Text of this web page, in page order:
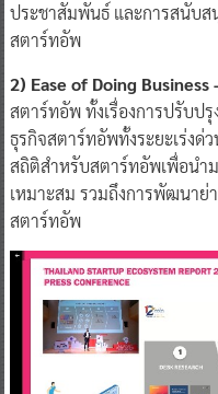
ประชาสัมพันธ์ และการสนับส
สตาร์ทอัพ
2) Ease of Doing Business
สตาร์ทอัพ ทั้งเรื่องการปรับป
ธุรกิจสตาร์ทอัพทั้งระยะเร่งด่
สถิติสำหรับสตาร์ทอัพเพื่อนำ
เหมาะสม รวมถึงการพัฒนาย่
สตาร์ทอัพ